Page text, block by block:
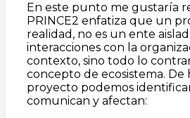
En este punto me gustaría
PRINCE2 enfatiza que un
realidad, no es un ente
interacciones con la
contexto, sino todo lo
concepto de ecosistema. De
proyecto podemos
comunican y afectan: